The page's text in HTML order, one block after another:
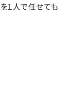
1人で任せても